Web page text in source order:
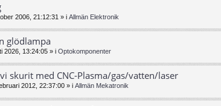
2006, 21:12:31 » i Allmän Elektronik
glödlampa
2026, 13:24:05 » i Optokomponenter
skurit med CNC-Plasma/gas/vatten/laser
2012, 22:37:00 » i Allmän Mekatronik